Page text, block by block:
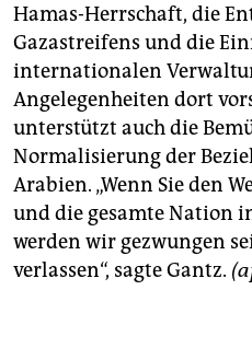
Hamas-Herrschaft, die
Gazastreifens und die
internationalen
Angelegenheiten dort
unterstützt auch die
Normalisierung der
Arabien. „Wenn Sie den
und die gesamte Nation
werden wir gezwungen
verlassen“, sagte Gantz.